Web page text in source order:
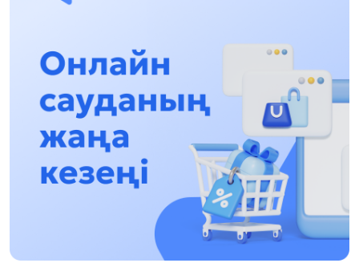
12:01, 28 Шілде 2026
Абзал Достияр: Думан Мұхаметкәрімді
Алматы түрмесіне ауыстыруы мүмкін
16:15, 27 Шілде 2026
Өскенбай Құлатайұлы: Руханиятқа қызмет
17:46, 26 Шілде 2026